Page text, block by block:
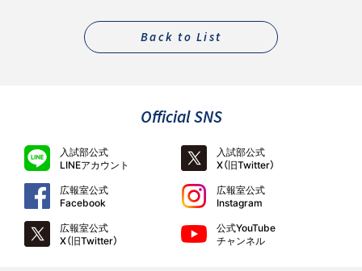
Back to List
Official SNS
入試部公式
LINEアカウント
入試部公式
X（旧Twitter）
広報室公式
Facebook
広報室公式
Instagram
広報室公式
X（旧Twitter）
公式YouTube
チャンネル